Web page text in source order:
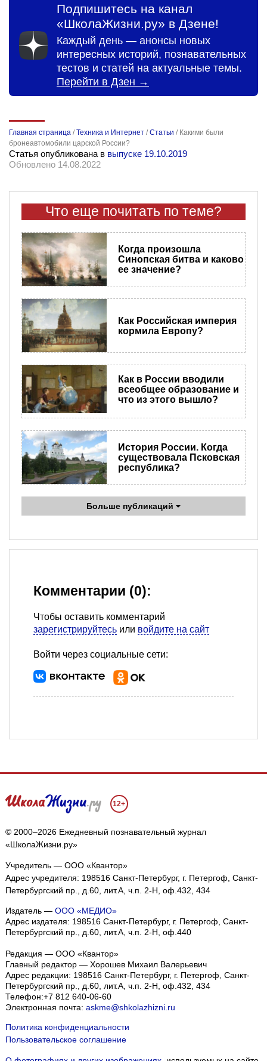
Подпишитесь на канал
«ШколаЖизни.ру» в Дзене!
Каждый день — анонсы новых
интересных историй, познавательных
тестов и статей на актуальные темы.
Перейти в Дзен →
Главная страница /Техника и Интернет /Статьи / Какими были
бронеавтомобили царской России?
Статья опубликована в выпуске 19.10.2019
Обновлено 14.08.2022
Что еще почитать по теме?
Когда произошла
Синопская битва и каково
ее значение?
Как Российская империя
кормила Европу?
Как в России вводили
всеобщее образование и
что из этого вышло?
История России. Когда
существовала Псковская
республика?
Больше публикаций
Комментарии (0):
Чтобы оставить комментарий
зарегистрируйтесь или войдите на сайт
Войти через социальные сети:
12+
© 2000–2026 Ежедневный познавательный журнал
«ШколаЖизни.ру»
Учредитель — ООО «Квантор»
Адрес учредителя: 198516 Санкт-Петербург, г. Петергоф, Санкт-
Петербургский пр., д.60, лит.А, ч.п. 2-Н, оф.432, 434
Издатель — ООО «МЕДИО»
Адрес издателя: 198516 Санкт-Петербург, г. Петергоф, Санкт-
Петербургский пр., д.60, лит.А, ч.п. 2-Н, оф.440
Редакция — ООО «Квантор»
Главный редактор — Хорошев Михаил Валерьевич
Адрес редакции: 198516 Санкт-Петербург, г. Петергоф, Санкт-
Петербургский пр., д.60, лит.А, ч.п. 2-Н, оф.432, 434
Телефон:+7 812 640-06-60
Электронная почта: askme@shkolazhizni.ru
Политика конфиденциальности
Пользовательское соглашение